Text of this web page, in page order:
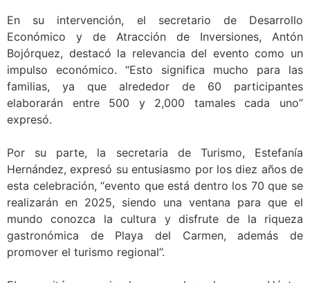
En su intervención, el secretario de Desarrollo
Económico y de Atracción de Inversiones, Antón
Bojórquez, destacó la relevancia del evento como un
impulso económico. “Esto significa mucho para las
familias, ya que alrededor de 60 participantes
elaborarán entre 500 y 2,000 tamales cada uno”
expresó.
Por su parte, la secretaria de Turismo, Estefanía
Hernández, expresó su entusiasmo por los diez años de
esta celebración, “evento que está dentro los 70 que se
realizarán en 2025, siendo una ventana para que el
mundo conozca la cultura y disfrute de la riqueza
gastronómica de Playa del Carmen, además de
promover el turismo regional”.